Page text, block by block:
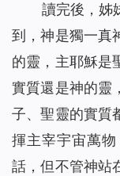
讀完後，姊
到，神是獨一真
的靈，主耶穌是
實質還是神的靈
子、聖靈的實質
揮主宰宇宙萬
話，但不管神站